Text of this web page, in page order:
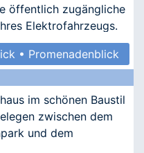
öffentlich zugängliche
Elektrofahrzeugs.
• Promenadenblick
im schönen Baustil
zwischen dem
und dem